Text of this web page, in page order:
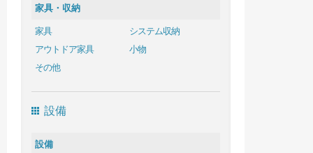
家具・収納
家具
システム収納
アウトドア家具
小物
その他
設備
設備